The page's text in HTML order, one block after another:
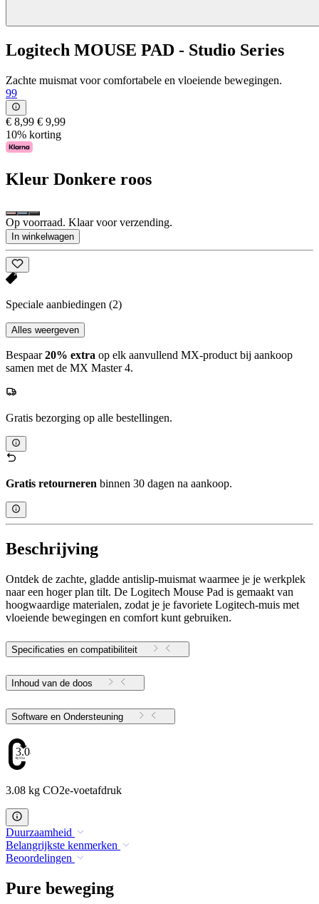
Logitech MOUSE PAD - Studio Series
Zachte muismat voor comfortabele en vloeiende bewegingen.
99
€ 8,99 € 9,99
10% korting
Kleur Donkere roos
Op voorraad. Klaar voor verzending.
In winkelwagen
Speciale aanbiedingen (2)
Alles weergeven
Bespaar20% extra op elk aanvullend MX-product bij aankoop
samen met de MX Master 4.
Gratis bezorging op alle bestellingen.
Gratis retourneren binnen 30 dagen na aankoop.
Beschrijving
Ontdek de zachte, gladde antislip-muismat waarmee je je werkplek
naar een hoger plan tilt. De Logitech Mouse Pad is gemaakt van
hoogwaardige materialen, zodat je je favoriete Logitech-muis met
vloeiende bewegingen en comfort kunt gebruiken.
Specificaties en compatibiliteit
Inhoud van de doos
Software en Ondersteuning
3.08
3.08 kg CO2e-voetafdruk
Duurzaamheid
Belangrijkste kenmerken
Beoordelingen
Pure beweging